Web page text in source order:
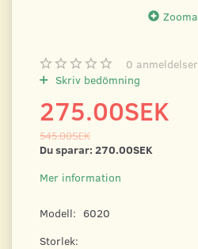
Zooma
0 anmeldelser
Skriv bedömning
275.00SEK
545.00SEK
Du sparar: 270.00SEK
Mer information
Modell: 6020
Storlek: